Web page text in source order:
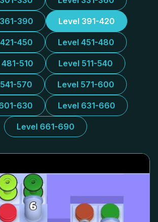
390 Level 391-420
450 Level 451-480
510 Level 511-540
570 Level 571-600
630 Level 631-660
Level 661-690